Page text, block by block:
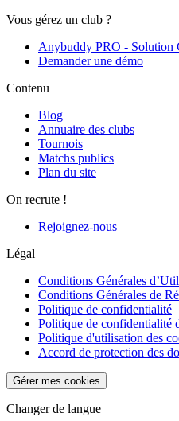
Vous gérez un club ?
Anybuddy PRO - Solution
Demander une démo
Contenu
Blog
Annuaire des clubs
Tournois
Matchs publics
Plan du site
On recrute !
Rejoignez-nous
Légal
Conditions Générales
Conditions Générales de
Politique de confidentialité
Politique de confidentialité
Politique d'utilisation des
Accord de protection des
Gérer mes cookies
Changer de langue